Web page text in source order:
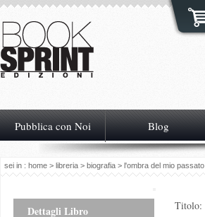
Pubblica con Noi Blog
sei in : home > libreria > biografia > l'ombra del mio passato
Dettagli Libro Titolo: